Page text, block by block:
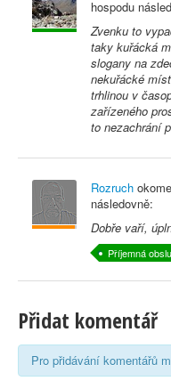
hospodu
Zvenku to
taky kuřácká
slogany na
nekuřácké
trhlinou v
zařízeného
to nezachrání
Rozruch
následovně:
Dobře vaří,
Příjemná
Přidat komentář
Pro přidávání komentářů